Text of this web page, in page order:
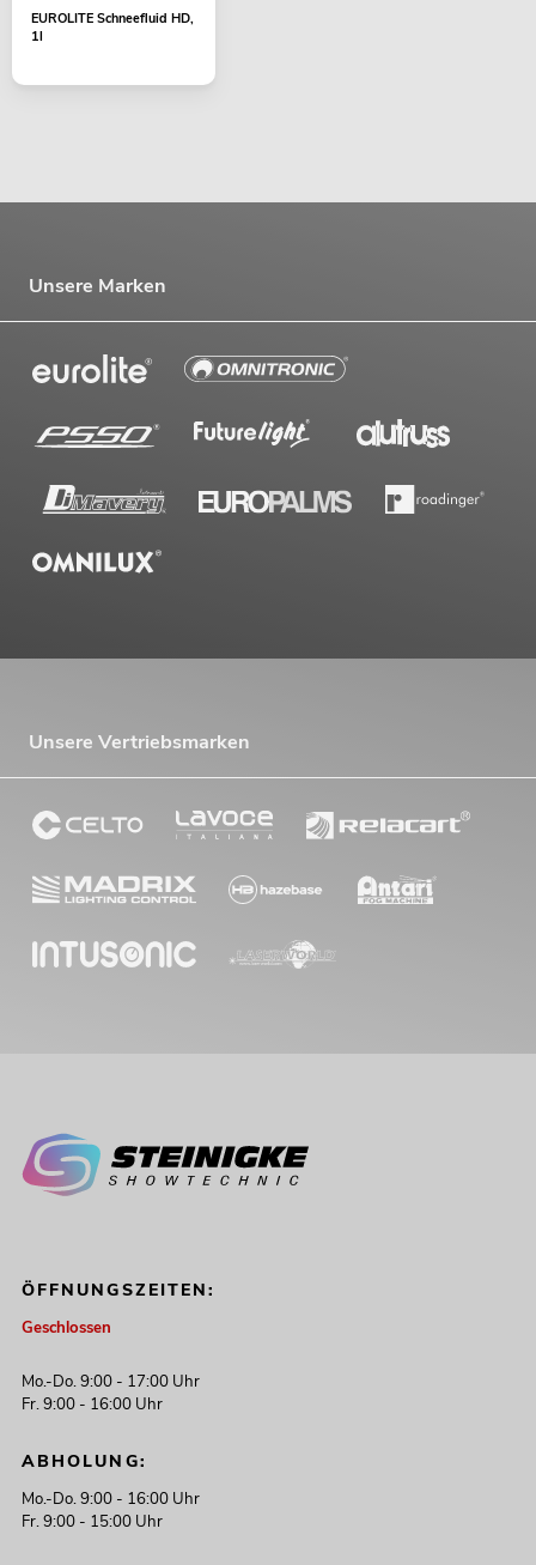
EUROLITE Schneefluid HD,
1l
Unsere Marken
Unsere Vertriebsmarken
ÖFFNUNGSZEITEN:
Geschlossen
Mo.-Do. 9:00 - 17:00 Uhr
Fr. 9:00 - 16:00 Uhr
ABHOLUNG:
Mo.-Do. 9:00 - 16:00 Uhr
Fr. 9:00 - 15:00 Uhr